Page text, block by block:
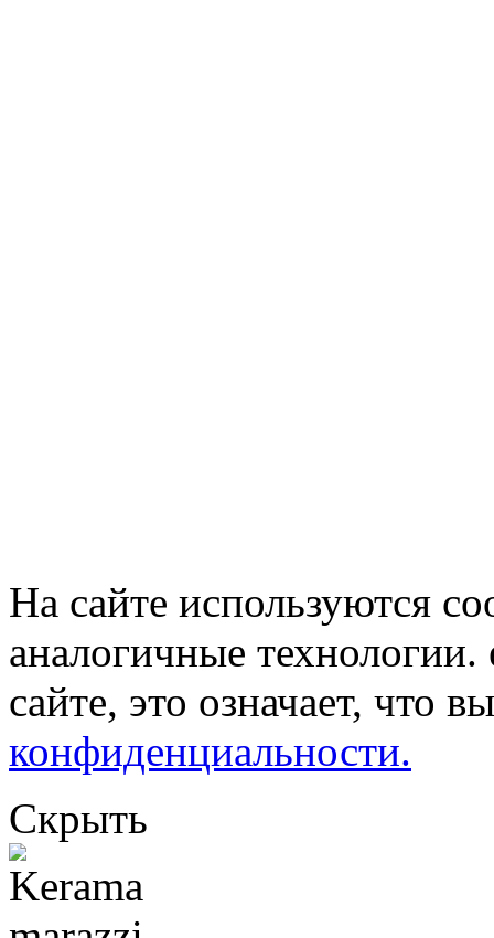
На сайте используются
аналогичные
сайте, это означает, что
конфиденциальности.
Скрыть